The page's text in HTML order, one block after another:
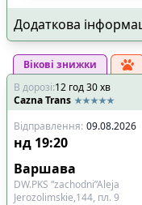
Додаткова
Вікові знижки
В дорозі:12 год30хв
Cazna Trans
Відправлення: 09.08.2026
нд 19:20
Варшава
DW.PKS “zachodni”Aleja
Jerozolimskie,144, пл. 9